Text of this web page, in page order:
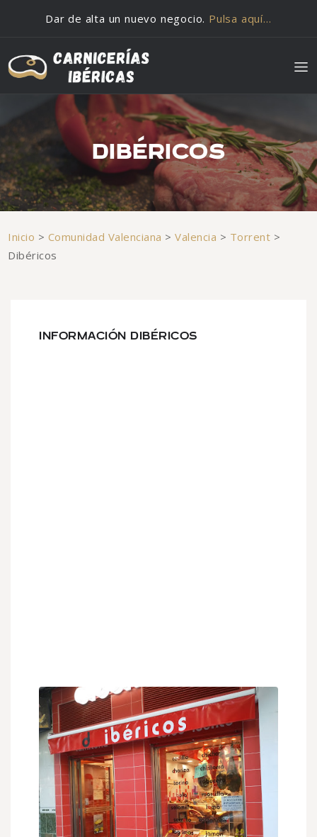
Dar de alta un nuevo negocio. Pulsa aquí…
DIBÉRICOS
Inicio > Comunidad Valenciana >Valencia > Torrent >
Dibéricos
INFORMACIÓN DIBÉRICOS